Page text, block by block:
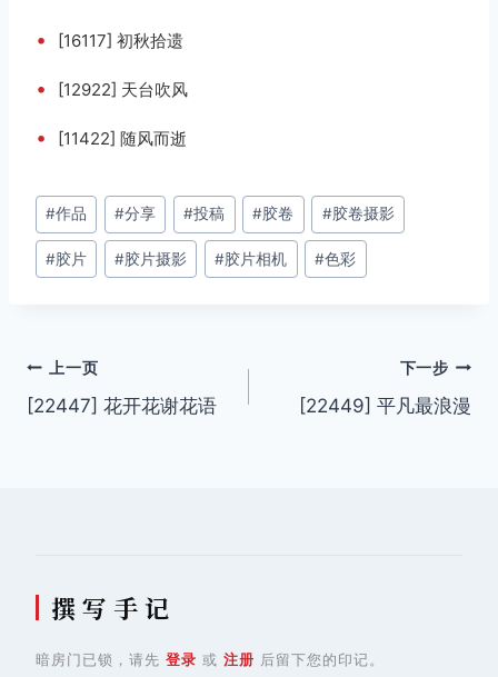
• [16117] 初秋拾遗
• [12922] 天台吹风
• [11422] 随风而逝
文
章
标
#作品 #分享 #投稿 #胶卷 #胶卷摄影
#胶片 #胶片摄影 #胶片相机 #色彩
文
章
上一页
[22447] 花开花谢花语
下一步
[22449] 平凡最浪漫
撰 写 手 记
暗房门已锁，请先 登录 或 注册 后留下您的印记。